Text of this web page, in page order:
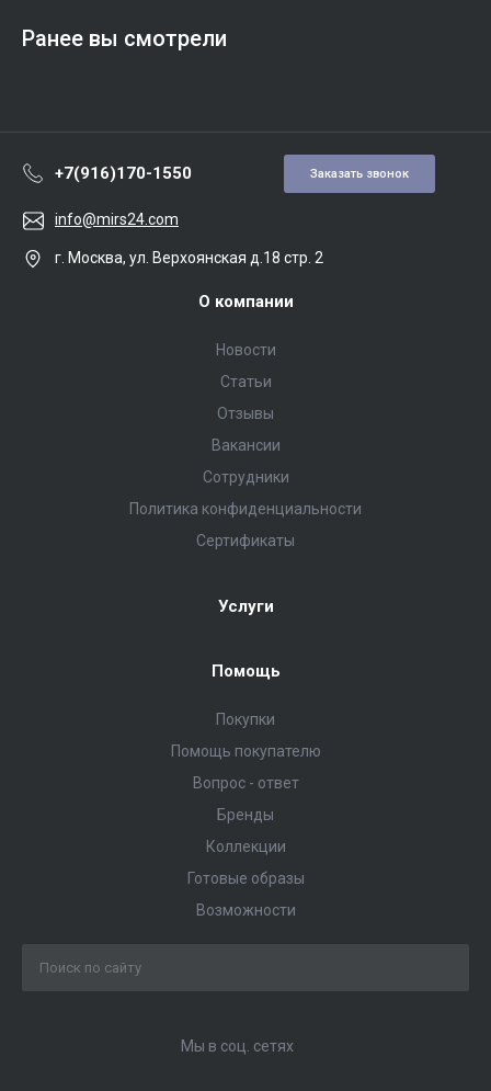
Ранее вы смотрели
+7(916)170-1550 Заказать звонок
info@mirs24.com
г. Москва, ул. Верхоянская д.18 стр. 2
О компании
Новости
Статьи
Отзывы
Вакансии
Сотрудники
Политика конфиденциальности
Сертификаты
Услуги
Помощь
Покупки
Помощь покупателю
Вопрос - ответ
Бренды
Коллекции
Готовые образы
Возможности
Мы в соц. сетях